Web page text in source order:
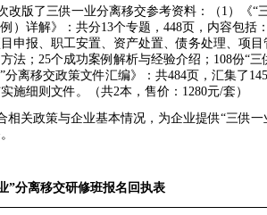
改版了三供一业分离移交参考资料：
（ 1） 《“
）详解》
：共分13个专题，448页，内容包括
申报、职工安置、资产处置、债务处理、项
法；25个成功案例解析与经验介绍；108份“
分离移交政策文件汇编》 ：共484页，汇集了
施细则文件。
（共2本，售价：1280元/套）
相关政策与企业基本情况，为企业提供“三供
”分离移交研修班报名回执表